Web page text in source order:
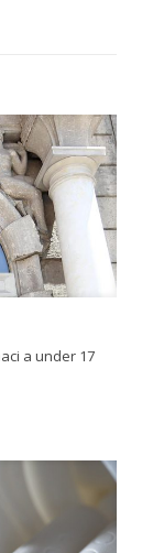
a under 17